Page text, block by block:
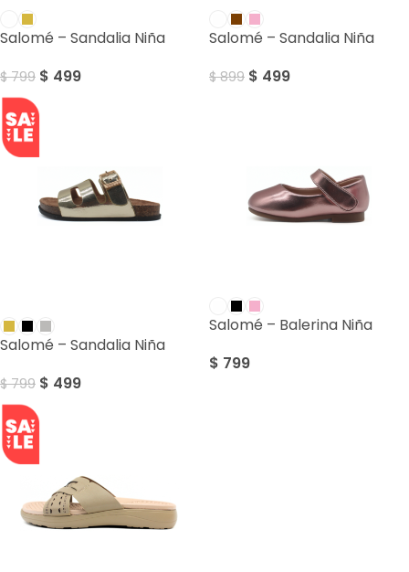
Salomé – Sandalia Niña
$799 $ 499
Salomé – Sandalia Niña
$899 $ 499
Salomé – Sandalia Niña
$799 $ 499
Salomé – Balerina Niña
$ 799